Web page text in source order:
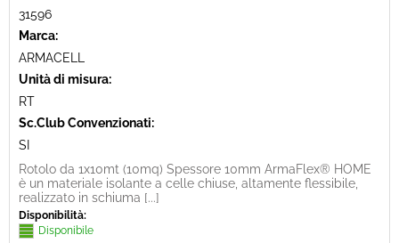
31596
Marca:
ARMACELL
Unità di misura:
RT
Sc.Club Convenzionati:
SI
Rotolo da 1x10mt (10mq) Spessore 10mm ArmaFlex® HOME
è un materiale isolante a celle chiuse, altamente flessibile,
realizzato in schiuma [...]
Disponibilità:
Disponibile